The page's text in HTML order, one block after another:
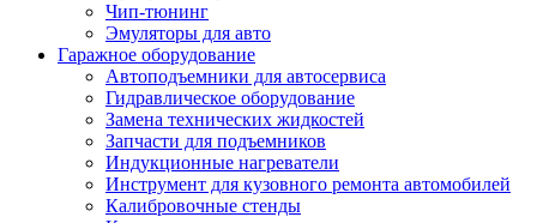
Чип-тюнинг
Эмуляторы для авто
Гаражное оборудование
Автоподъемники для автосервиса
Гидравлическое оборудование
Замена технических жидкостей
Запчасти для подъемников
Индукционные нагреватели
Инструмент для кузовного ремонта автомобилей
Калибровочные стенды